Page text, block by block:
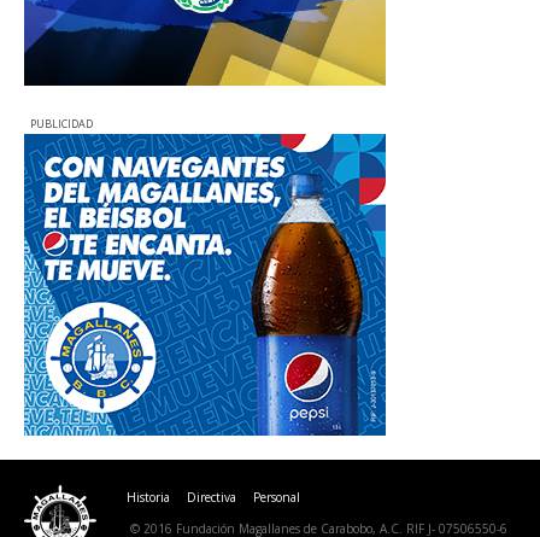
PUBLICIDAD
Historia Directiva
Personal
© 2016 Fundación Magallanes de Carabobo, A.C. RIF J- 07506550-6